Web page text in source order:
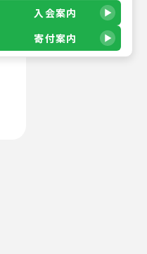
入会案内
寄付案内